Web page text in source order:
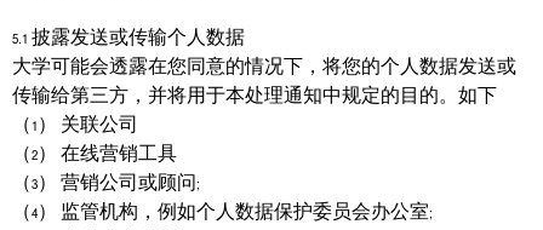
5.1 披露发送或传输个人数据
大学可能会透露在您同意的情况下，将您的个人数据发送或
传输给第三方，并将用于本处理通知中规定的目的。如下
（1） 关联公司
（2） 在线营销工具
（3） 营销公司或顾问;
（4） 监管机构，例如个人数据保护委员会办公室;